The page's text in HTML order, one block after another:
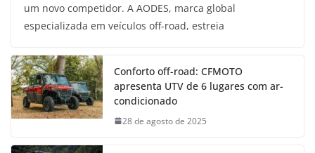
um novo competidor. A AODES, marca global
especializada em veículos off-road, estreia
Conforto off-road: CFMOTO
apresenta UTV de 6 lugares com ar-
condicionado
28 de agosto de 2025